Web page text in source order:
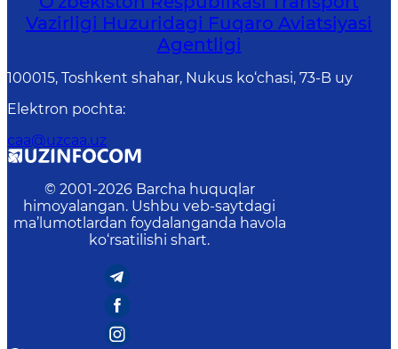
Vazirligi Huzuridagi Fuqaro Aviatsiyasi
Agentligi
100015, Toshkent shahar, Nukus ko‘chasi, 73-B uу
Elektron pochta:
caa@uzcaa.uz
© 2001-2026 Barcha huquqlar
himoyalangan. Ushbu veb-saytdagi
ma’lumotlardan foydalanganda havola
ko‘rsatilishi shart.